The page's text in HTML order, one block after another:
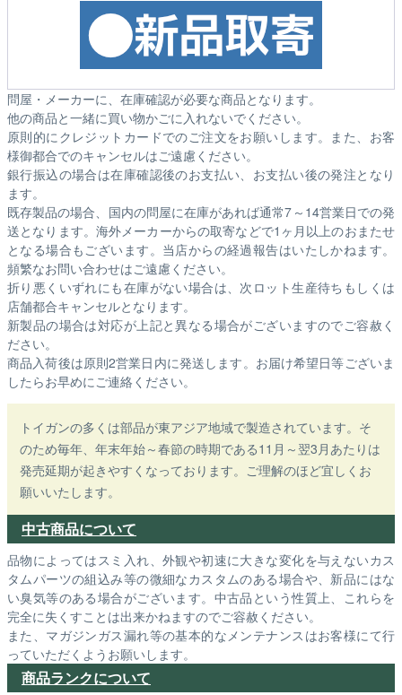
問屋・メーカーに、在庫確認が必要な商品となります。
他の商品と一緒に買い物かごに入れないでください。
原則的にクレジットカードでのご注文をお願いします。また、お客
様御都合でのキャンセルはご遠慮ください。
銀行振込の場合は在庫確認後のお支払い、お支払い後の発注となり
ます。
既存製品の場合、国内の問屋に在庫があれば通常7～14営業日での発
送となります。海外メーカーからの取寄などで1ヶ月以上のおまたせ
となる場合もございます。 当店からの経過報告はいたしかねます。
頻繁なお問い合わせはご遠慮ください。
折り悪くいずれにも在庫がない場合は、次ロット生産待ちもしくは
店舗都合キャンセルとなります。
新製品の場合は対応が上記と異なる場合がございますのでご容赦く
ださい。
商品入荷後は原則2営業日内に発送します。お届け希望日等ございま
したらお早めにご連絡ください。
トイガンの多くは部品が東アジア地域で製造されています。そ
のため毎年、年末年始～春節の時期である11月～翌3月あたりは
発売延期が起きやすくなっております。ご理解のほど宜しくお
願いいたします。
中古商品について
品物によってはスミ入れ、外観や初速に大きな変化を与えないカス
タムパーツの組込み等の微細なカスタムのある場合や、新品にはな
い臭気等のある場合がございます。中古品という性質上、これらを
完全に失くすことは出来かねますのでご容赦ください。
また、マガジンガス漏れ等の基本的なメンテナンスはお客様にて行
っていただくようお願いします。
商品ランクについて